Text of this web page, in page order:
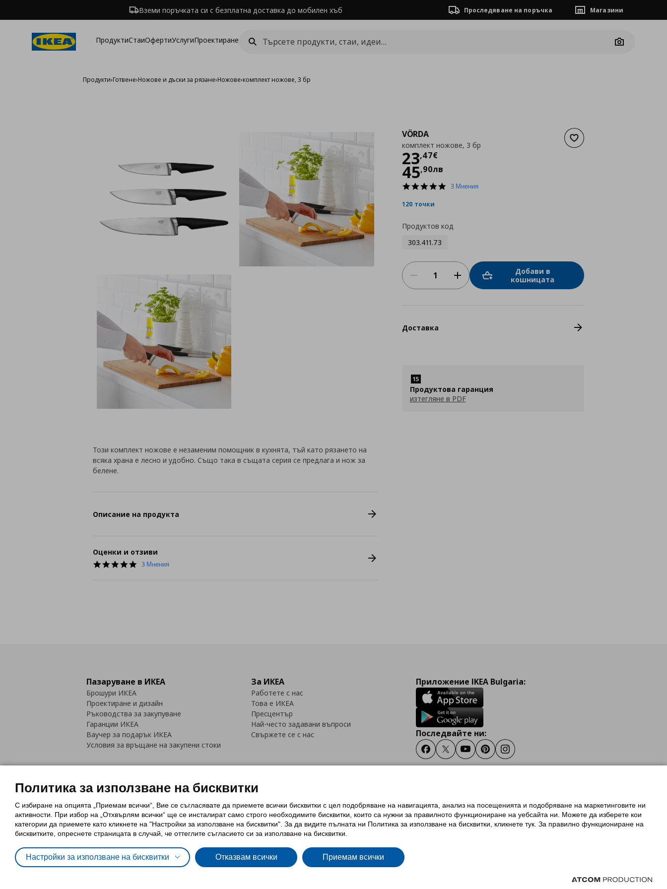
Вземи поръчката си с безплатна доставка до мобилен хъб Проследяване на поръчка Магазини
ПродуктиСтаиОфертиУслугиПроектиране
Camera
Продукти›Готвене›Ножове и дъски за рязане›Ножове›комплект ножове, 3 бр
Добави към списъка с
VÖRDA
комплект ножове, 3 бр
23,47€
Цена
45,90лв
5.03 Мнения
120 точки
Продуктов код
303.411.73
Добави в
кошницата
Доставка
Продуктова гаранция
изтегляне в PDF
Този комплект ножове е незаменим помощник в кухнята, тъй като рязането на
всяка храна е лесно и удобно. Също така в същата серия се предлага и нож за
белене.
Описание на продукта
Оценки и отзиви
5.0
3 Мнения
Пазаруване в ИКЕА
Брошури ИКЕА
Проектиране и дизайн
Ръководства за закупуване
Гаранции ИКЕА
Ваучер за подарък ИКЕА
Условия за връщане на закупени стоки
За ИКЕА
Работете с нас
Това е ИКЕА
Пресцентър
Най-често задавани въпроси
Свържете се с нас
Приложение IKEA Bulgaria:
Последвайте ни:
FacebookTwitterYoutubePinterestInstagram
Политика за използване на бисквитки (Cookies)Избор на настройки за използване на бисквиткиУсловия за ползване на ikea.bg
Обща политика за личните данни
Политика за защита на личните данни на ikea.bg
Общи условия на програма IKEA Family
Политика за защита на лични данни на програма IKEA Family
Политика за използване на бисквитки
С избиране на опцията „Приемам всички“, Вие се съгласявате да приемете всички бисквитки с цел подобряване на навигацията, анализ на посещенията и подобряване на маркетинговите ни
активности. При избор на „Отхвърлям всички“ ще се инсталират само строго необходимитe бисквитки, които са нужни за правилното функциониране на уебсайта ни. Можете да изберете кои
категории да приемете като кликнете на "Настройки за използване на бисквитки". За да видите пълната ни Политика за използване на бисквитки, кликнете тук. За правилно функциониране на
бисквитките, опреснете страницата в случай, че оттеглите съгласието си за използване на бисквитки.
Настройки за използване на бисквитки Отказвам всички Приемам всички